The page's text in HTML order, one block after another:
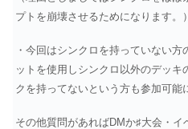
プトを崩壊させるためになります。）
・今回はシンクロを持っていない
ットを使用しシンクロ以外のデッ
クを持ってないという方も参加可能
その他質問があればDMか♯大会・